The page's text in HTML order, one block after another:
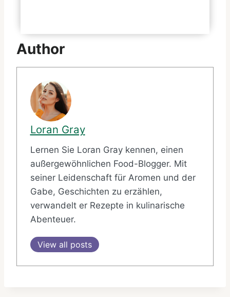
Author
Loran Gray
Lernen Sie Loran Gray kennen, einen
außergewöhnlichen Food-Blogger. Mit
seiner Leidenschaft für Aromen und der
Gabe, Geschichten zu erzählen,
verwandelt er Rezepte in kulinarische
Abenteuer.
View all posts